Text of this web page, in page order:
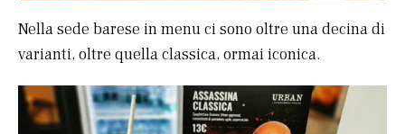
Nella sede barese in menu ci sono oltre una decina di
varianti, oltre quella classica, ormai iconica.